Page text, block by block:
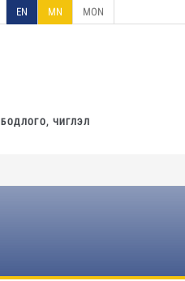
EN MN
MON
БОДЛОГО, ЧИГЛЭЛ